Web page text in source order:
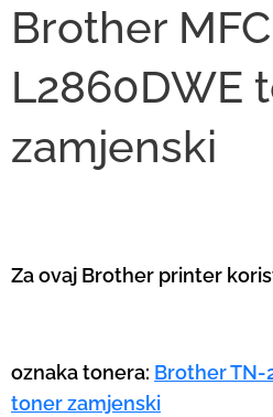
Brother
L2860DWE
zamjenski
Za ovaj Brother printer
oznaka tonera: Brother TN-
toner zamjenski